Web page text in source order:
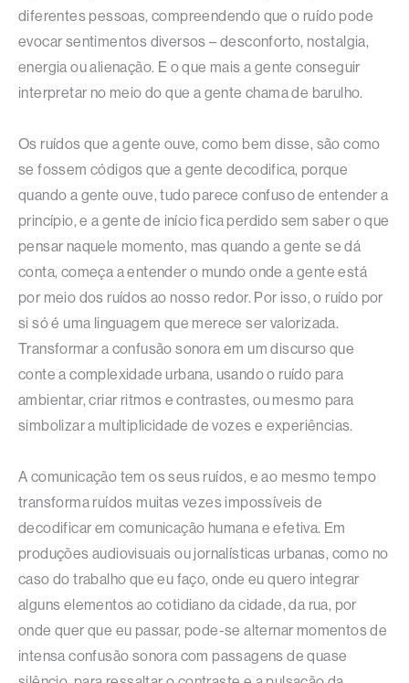
diferentes pessoas, compreendendo que o ruído pode
evocar sentimentos diversos – desconforto, nostalgia,
energia ou alienação. E o que mais a gente conseguir
interpretar no meio do que a gente chama de barulho.
Os ruídos que a gente ouve, como bem disse, são como
se fossem códigos que a gente decodifica, porque
quando a gente ouve, tudo parece confuso de entender a
princípio, e a gente de início fica perdido sem saber o que
pensar naquele momento, mas quando a gente se dá
conta, começa a entender o mundo onde a gente está
por meio dos ruídos ao nosso redor. Por isso, o ruído por
si só é uma linguagem que merece ser valorizada.
Transformar a confusão sonora em um discurso que
conte a complexidade urbana, usando o ruído para
ambientar, criar ritmos e contrastes, ou mesmo para
simbolizar a multiplicidade de vozes e experiências.
A comunicação tem os seus ruídos, e ao mesmo tempo
transforma ruídos muitas vezes impossíveis de
decodificar em comunicação humana e efetiva. Em
produções audiovisuais ou jornalísticas urbanas, como no
caso do trabalho que eu faço, onde eu quero integrar
alguns elementos ao cotidiano da cidade, da rua, por
onde quer que eu passar, pode-se alternar momentos de
intensa confusão sonora com passagens de quase